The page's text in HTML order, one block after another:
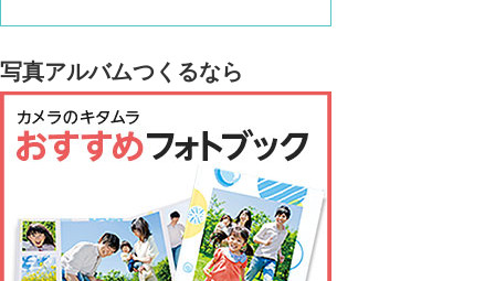
写真アルバムつくるなら